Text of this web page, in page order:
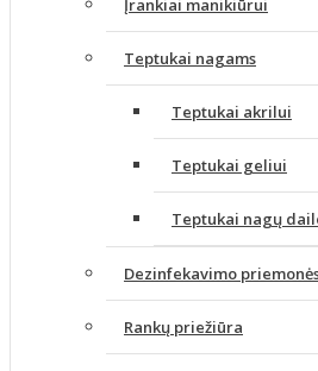
Įrankiai manikiūrui
Teptukai nagams
Teptukai akrilui
Teptukai geliui
Teptukai nagų
Dezinfekavimo
Rankų priežiūra